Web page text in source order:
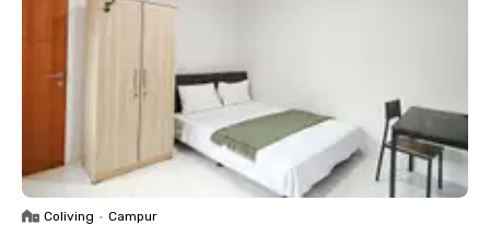
Coliving • Campur